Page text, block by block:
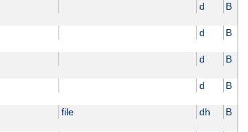
d B
d B
d B
d B
file dh B